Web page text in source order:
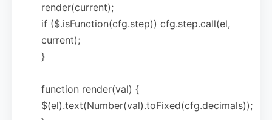
render(current);
if ($.isFunction(cfg.step)) cfg.step.call(el,
current);
}
function render(val) {
$(el).text(Number(val).toFixed(cfg.decimals));